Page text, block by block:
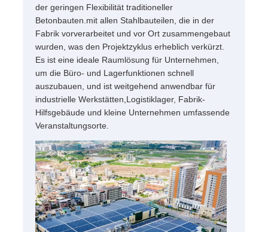
Baustoff aus Stahl
Geflügelhaus
Pferdestall
Stahlgarage
der geringen Flexibilität traditioneller
Betonbauten.mit allen Stahlbauteilen, die in der
Fabrik vorverarbeitet und vor Ort zusammengebaut
wurden, was den Projektzyklus erheblich verkürzt.
Es ist eine ideale Raumlösung für Unternehmen,
um die Büro- und Lagerfunktionen schnell
auszubauen, und ist weitgehend anwendbar für
industrielle Werkstätten,Logistiklager, Fabrik-
Hilfsgebäude und kleine Unternehmen umfassende
Veranstaltungsorte.